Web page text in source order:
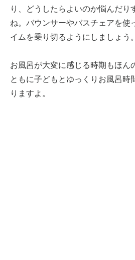
り、どうしたらよいのか悩んだり
ね。バウンサーやバスチェアを使
イムを乗り切るようにしましょう。
お風呂が大変に感じる時期もほん
ともに子どもとゆっくりお風呂時
りますよ。